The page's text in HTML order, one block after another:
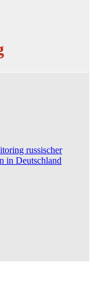
russischer
in Deutschland